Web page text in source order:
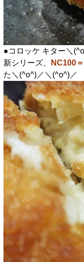
●コロッケ キター＼
新シリーズ、
NC100
た＼(^o^)／＼(^o^)／